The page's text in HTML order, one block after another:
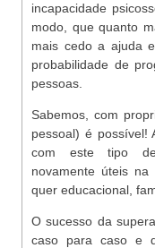
incapacidade
modo, que quanto
mais cedo a ajuda
probabilidade de
pessoas.
Sabemos, com
pessoal) é possível!
com este tipo de
novamente úteis na
quer educacional,
O sucesso da
caso para caso e